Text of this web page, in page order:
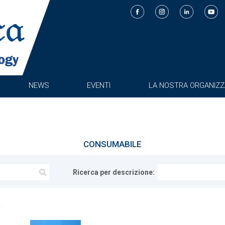
NEWS EVENTI LA NOSTRA
CONSUMABILE
Ricerca per descrizione: